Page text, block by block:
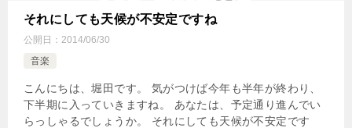
それにしても天候が不安定ですね
公開日： 2014/06/30
音楽
こんにちは、堀田です。 気がつけば今年も半年が終わり、
下半期に入っていきますね。 あなたは、予定通り進んでい
らっしゃるでしょうか。 それにしても天候が不安定です